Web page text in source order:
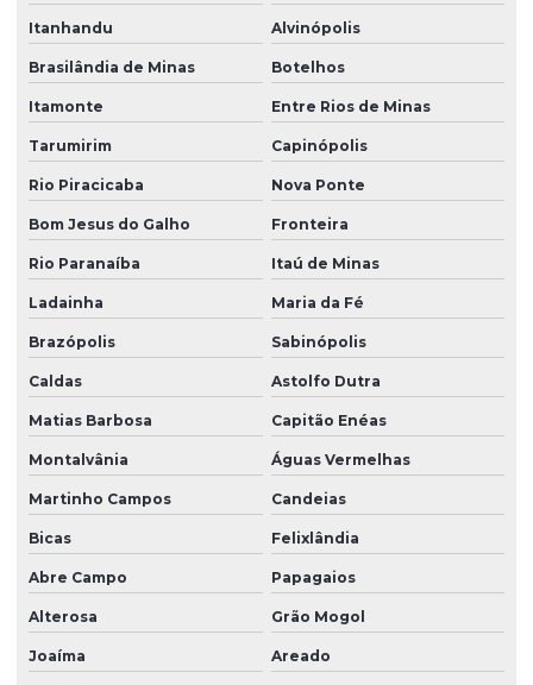
Itanhandu Alvinópolis
Brasilândia de Minas Botelhos
Itamonte Entre Rios de Minas
Tarumirim Capinópolis
Rio Piracicaba Nova Ponte
Bom Jesus do Galho Fronteira
Rio Paranaíba Itaú de Minas
Ladainha Maria da Fé
Brazópolis Sabinópolis
Caldas Astolfo Dutra
Matias Barbosa Capitão Enéas
Montalvânia Águas Vermelhas
Martinho Campos Candeias
Bicas Felixlândia
Abre Campo Papagaios
Alterosa Grão Mogol
Joaíma Areado